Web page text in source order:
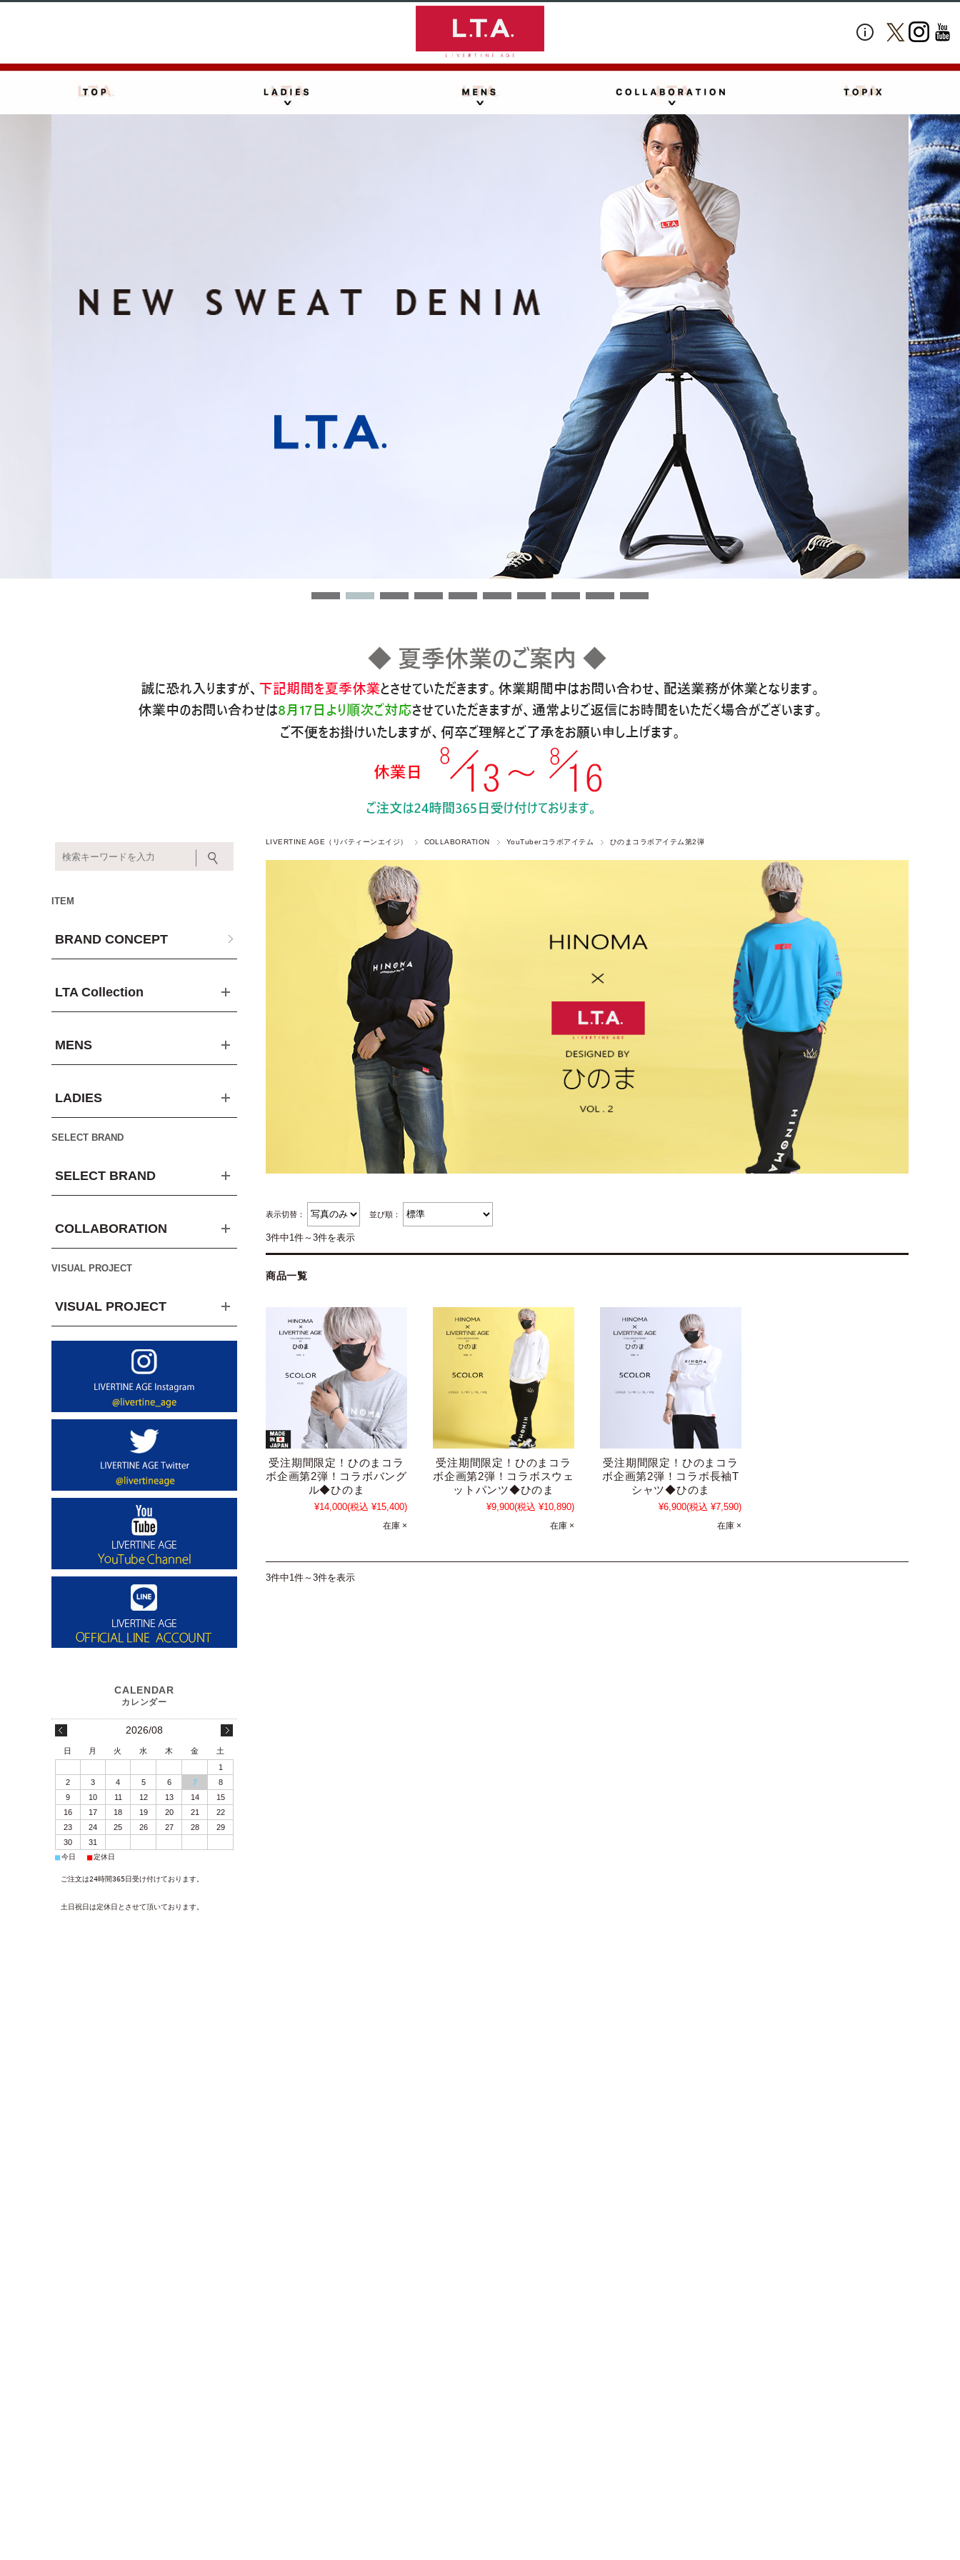
LIVERTINE AGE（リバティーンエイジ） COLLABORATION YouTuberコラボアイテム ひのまコラボアイテム第2弾
表示切替： 並び順：
3件中1件～3件を表示
商品一覧
受注期間限定！ひのまコラ
ボ企画第2弾！コラボバング
ル◆ひのま
¥14,000(税込 ¥15,400)
在庫 ×
受注期間限定！ひのまコラ
ボ企画第2弾！コラボスウェ
ットパンツ◆ひのま
¥9,900(税込 ¥10,890)
在庫 ×
受注期間限定！ひのまコラ
ボ企画第2弾！コラボ長袖T
シャツ◆ひのま
¥6,900(税込 ¥7,590)
在庫 ×
3件中1件～3件を表示
ITEM
BRAND CONCEPT
LTA Collection
MENS
LADIES
SELECT BRAND
SELECT BRAND
COLLABORATION
VISUAL PROJECT
VISUAL PROJECT
2026/08
日 月 火 水 木 金
土
1
2
3 4 5 6 7
8
9
10 11 12 13 14
15
16
17 18 19 20 21
22
23
24 25 26 27 28
29
30
31
■今日 ■定休日
ご注文は24時間365日受け付けております。
土日祝日は定休日とさせて頂いております。